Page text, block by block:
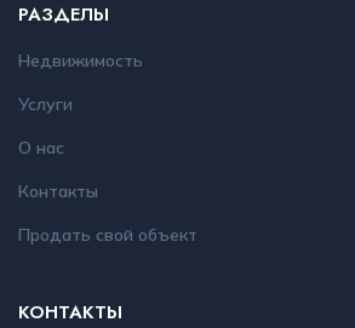
РАЗДЕЛЫ
Недвижимость
Услуги
О нас
Контакты
Продать свой объект
КОНТАКТЫ